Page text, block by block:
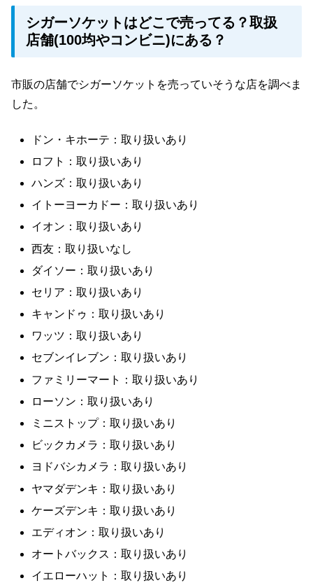
シガーソケットはどこで売ってる？取扱
店舗(100均やコンビニ)にある？
市販の店舗でシガーソケットを売っていそうな店を調べま
した。
ドン・キホーテ：取り扱いあり
ロフト：取り扱いあり
ハンズ：取り扱いあり
イトーヨーカドー：取り扱いあり
イオン：取り扱いあり
西友：取り扱いなし
ダイソー：取り扱いあり
セリア：取り扱いあり
キャンドゥ：取り扱いあり
ワッツ：取り扱いあり
セブンイレブン：取り扱いあり
ファミリーマート：取り扱いあり
ローソン：取り扱いあり
ミニストップ：取り扱いあり
ビックカメラ：取り扱いあり
ヨドバシカメラ：取り扱いあり
ヤマダデンキ：取り扱いあり
ケーズデンキ：取り扱いあり
エディオン：取り扱いあり
オートバックス：取り扱いあり
イエローハット：取り扱いあり